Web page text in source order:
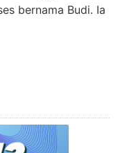
bernama Budi. Ia